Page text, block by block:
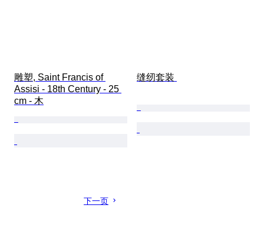
雕塑, Saint Francis of
Assisi - 18th Century - 25
cm - 木
缝纫套装
下一页